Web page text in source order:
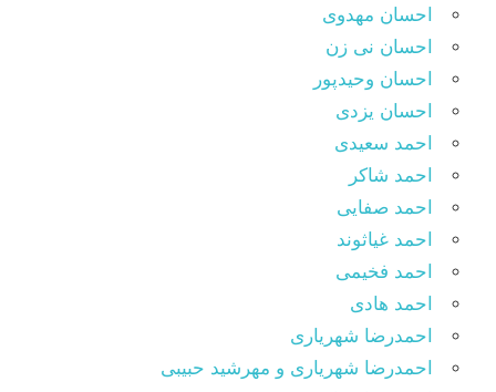
احسان مهدوی
احسان نی زن
احسان وحیدپور
احسان یزدی
احمد سعیدی
احمد شاکر
احمد صفایی
احمد غیاثوند
احمد فخیمی
احمد هادی
احمدرضا شهریاری
احمدرضا شهریاری و مهرشید حبیبی